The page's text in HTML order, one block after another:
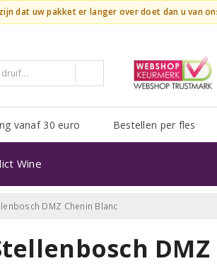
dat uw pakket er langer over doet dan u van
vanaf 30 euro Bestellen per fles
Wine
DMZ Chenin Blanc